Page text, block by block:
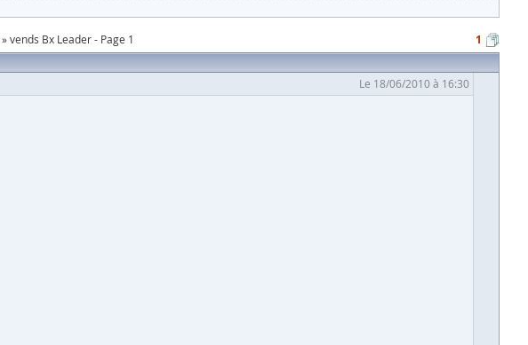
vends Bx Leader - Page 1
1
Le 18/06/2010 à 16:30